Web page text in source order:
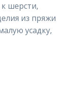
шерсти,
из пряжи
усадку,